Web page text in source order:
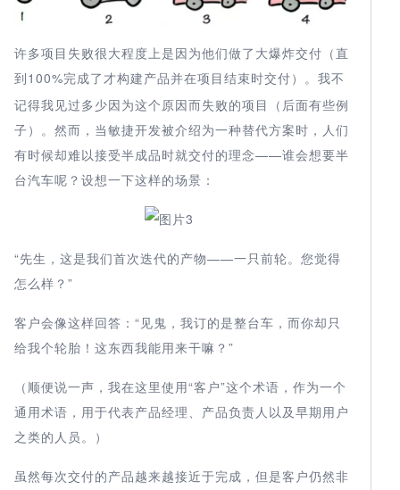
许多项目失败很大程度上是因为他们做了大爆炸交付（直
到100%完成了才构建产品并在项目结束时交付 ）。我不
记得我见过多少因为这个原因而失败的项目（后面有些例
子）。然而，当敏捷开发被介绍为一种替代方案时，人们
有时候却难以接受半成品时就交付的理念——谁会想要半
台汽车呢？设想一下这样的场景：
“先生，这是我们首次迭代的产物——一只前轮。您觉得
怎么样？”
客户会像这样回答：“见鬼，我订的是整台车，而你却只
给我个轮胎！这东西我能用来干嘛？”
（顺便说一声，我在这里使用“客户”这个术语，作为一个
通用术语，用于代表产品经理、产品负责人以及早期用户
之类的人员。）
虽然每次交付的产品越来越接近于完成，但是客户仍然非